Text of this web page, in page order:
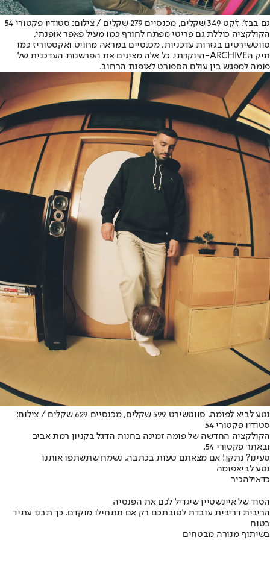
גם בבז'. ז'קט 349 שקלים, מכנסיים 279 שקלים / צילום: סטודיו פקטורי 54
הקולקציה כוללת גם פריטי מפתח לחורף כמו מעיל פאפר אופנתי,
סווטשירטים בגזרות עדכניות, מכנסיים במראה מחויט ואקססוריז כמו
תיק ה-ARCHIVEהיוקרתי. כל אלה מציגים את הפרשנות העדכנית של
פומה למפגש בין עולם הספורט לאופנת הרחוב.
נטע לביא לפומה. סווטשירט 599 שקלים, מכנסיים 629 שקלים / צילום:
סטודיו פקטורי 54
הקולקציה החדשה של פומה זמינה בחנות הדגל בקניון רמת אביב
ובאתר פקטורי 54.
טעינו? נתקן! אם מצאתם טעות בכתבה, נשמח שתשתפו אותנו
נטע לביאפומה
כדאילהכיר
הסוד של איינשטיין שיגדיל לכם את הפנסיה
הריבית דריבית עובדת לטובתכם רק אם תתחילו מוקדם. כך תבנו עתיד
בטוח
בשיתוף מנורה מבטחים